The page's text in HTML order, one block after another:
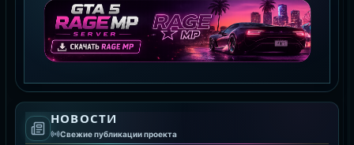
СКАЧАТЬ MTA
GTA 5 RAGE MP
СКАЧАТЬ RAGE MP
НОВОСТИ
Свежие публикации проекта